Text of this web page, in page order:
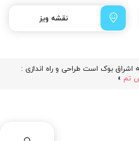
نقشه ویز
بوک است طراحی و راه اندازی :
تم »